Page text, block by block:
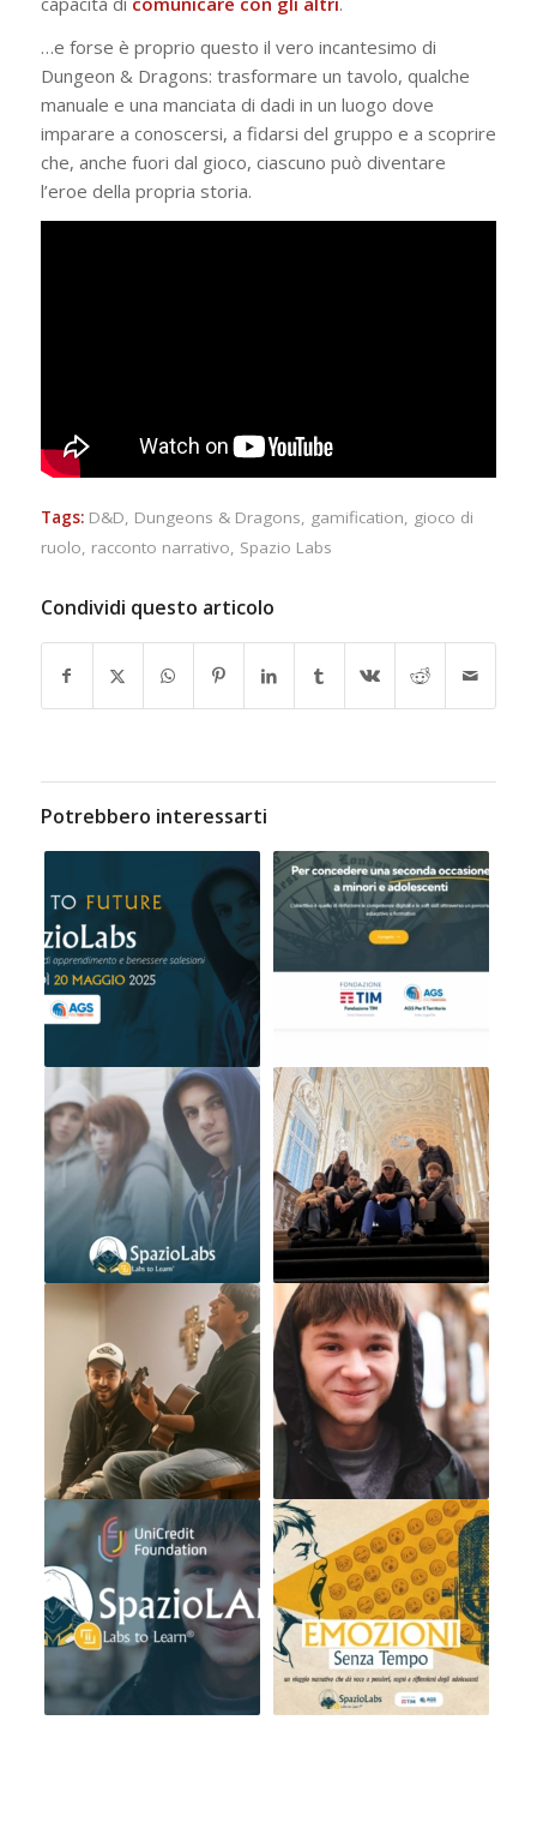
…e forse è proprio questo il vero incantesimo di
Dungeon & Dragons: trasformare un tavolo, qualche
manuale e una manciata di dadi in un luogo dove
imparare a conoscersi, a fidarsi del gruppo e a scoprire
che, anche fuori dal gioco, ciascuno può diventare
l’eroe della propria storia.
Tags: D&D, Dungeons & Dragons, gamification, gioco di
ruolo, racconto narrativo, Spazio Labs
Condividi questo articolo
Potrebbero interessarti